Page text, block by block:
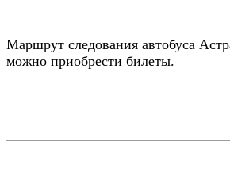
Маршрут следования автобуса
можно приобрести билеты.